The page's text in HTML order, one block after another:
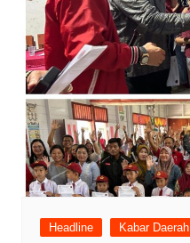
Headline Kabar Daerah